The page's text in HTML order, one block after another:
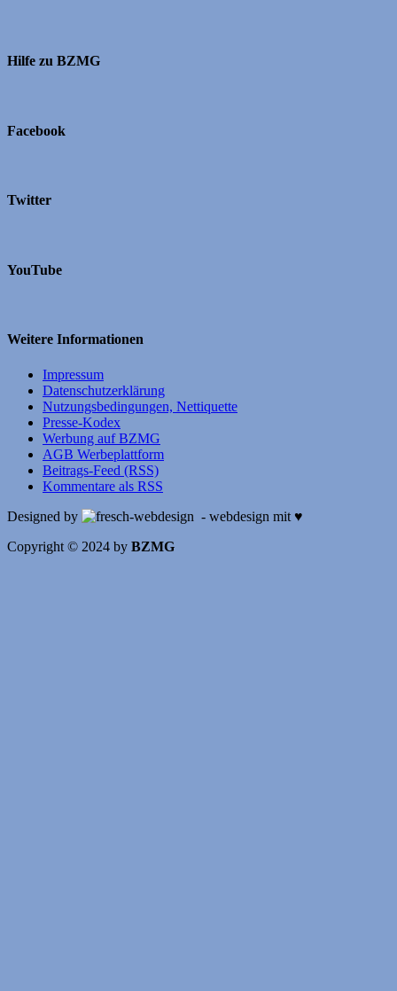
Hilfe zu BZMG
Facebook
Twitter
YouTube
Weitere Informationen
Impressum
Datenschutzerklärung
Nutzungsbedingungen, Nettiquette
Presse-Kodex
Werbung auf BZMG
AGB Werbeplattform
Beitrags-Feed (RSS)
Kommentare als RSS
Designed by
- webdesign mit ♥
Copyright © 2024 by BZMG